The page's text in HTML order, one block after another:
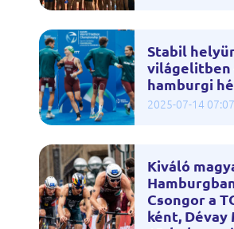
Stabil
világelitben
hamburgi
2025-07-14 07:07
Kiváló
Csongor a
ként, Dévay